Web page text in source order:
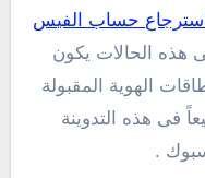
استرجاع حساب الفيس
هذه الحالات يكون
الهوية المقبولة
فى هذه التدوينة
.